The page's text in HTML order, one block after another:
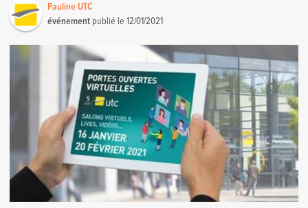
Pauline UTC
événement publié le12/01/2021